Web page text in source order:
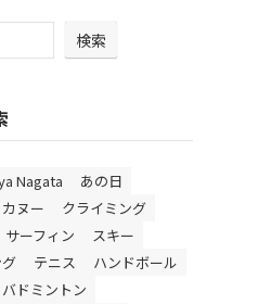
検索
Nagata
あの日
カヌー
クライミング
サーフィン
スキー
テニス
ハンドボール
バドミントン